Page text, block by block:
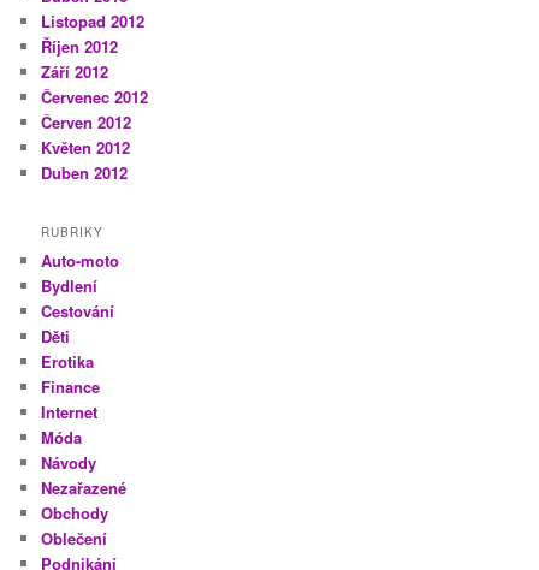
Listopad 2012
Říjen 2012
Září 2012
Červenec 2012
Červen 2012
Květen 2012
Duben 2012
RUBRIKY
Auto-moto
Bydlení
Cestování
Děti
Erotika
Finance
Internet
Móda
Návody
Nezařazené
Obchody
Oblečení
Podnikání